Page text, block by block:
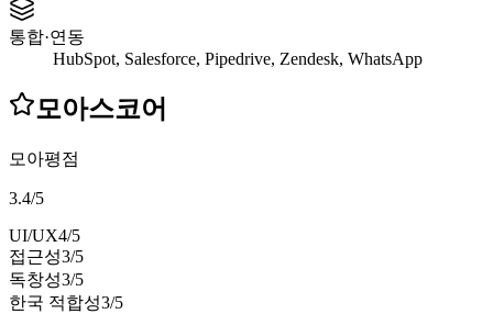
통합·연동
HubSpot, Salesforce, Pipedrive, Zendesk, WhatsApp
모아스코어
모아평점
3.4/5
UI/UX4/5
접근성3/5
독창성3/5
한국 적합성3/5